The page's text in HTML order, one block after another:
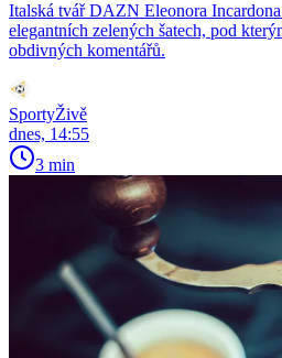
Italská tvář DAZN Eleonora
elegantních zelených šatech, pod
obdivných komentářů.
SportyŽivě
dnes, 14:55
3 min